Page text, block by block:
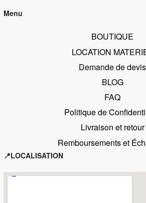
Menu
BOUTIQUE
LOCATION
Demande de devis
BLOG
FAQ
Politique de
Livraison et retour
Remboursements et
📍LOCALISATION